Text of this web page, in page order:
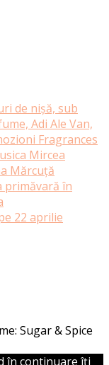
de nișă, sub
Adi Ale Van,
Fragrances
Mircea
Mărcuță
primăvară în
22 aprilie
Sugar & Spice
în continuare îți